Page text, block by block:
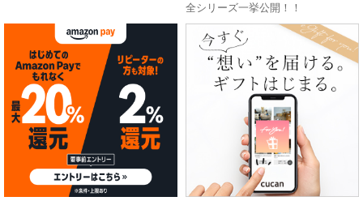
全シリーズ一挙公開！！